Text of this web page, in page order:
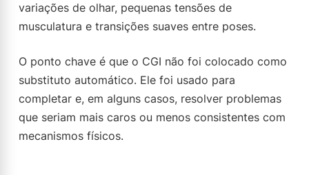
variações de olhar, pequenas tensões de
musculatura e transições suaves entre poses.
O ponto chave é que o CGI não foi colocado como
substituto automático. Ele foi usado para
completar e, em alguns casos, resolver problemas
que seriam mais caros ou menos consistentes com
mecanismos físicos.